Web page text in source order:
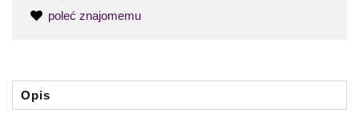
poleć znajomemu
Opis